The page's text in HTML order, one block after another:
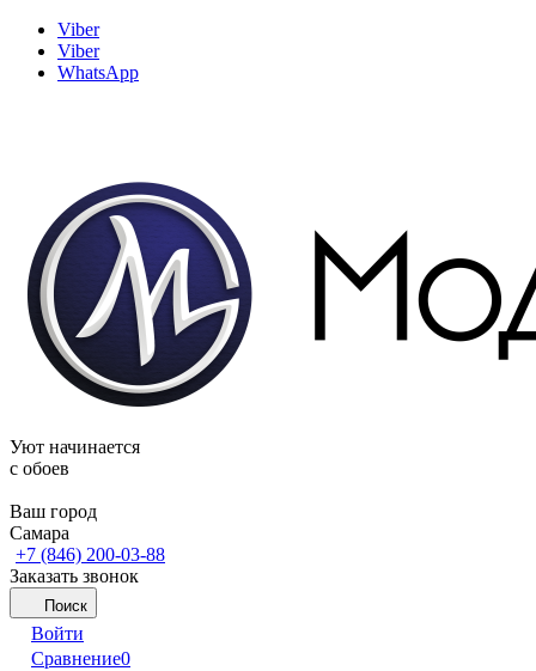
Viber
Viber
WhatsApp
Уют начинается
c обоев
Ваш город
Самара
+7 (846) 200-03-88
Заказать звонок
Поиск
Войти
Сравнение0